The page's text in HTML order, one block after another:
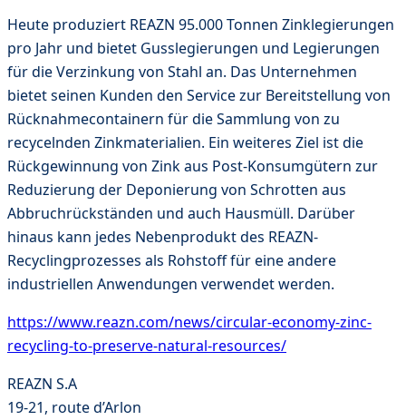
Heute produziert REAZN 95.000 Tonnen Zinklegierungen
pro Jahr und bietet Gusslegierungen und Legierungen
für die Verzinkung von Stahl an. Das Unternehmen
bietet seinen Kunden den Service zur Bereitstellung von
Rücknahmecontainern für die Sammlung von zu
recycelnden Zinkmaterialien. Ein weiteres Ziel ist die
Rückgewinnung von Zink aus Post-Konsumgütern zur
Reduzierung der Deponierung von Schrotten aus
Abbruchrückständen und auch Hausmüll. Darüber
hinaus kann jedes Nebenprodukt des REAZN-
Recyclingprozesses als Rohstoff für eine andere
industriellen Anwendungen verwendet werden.
https://www.reazn.com/news/circular-economy-zinc-
recycling-to-preserve-natural-resources/
REAZN S.A
19-21, route d’Arlon